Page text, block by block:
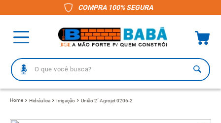
COMPRA 100% SEGURA
O que você busca?
Hidráulica Irrigação União 2´ Agrojet 0206-2